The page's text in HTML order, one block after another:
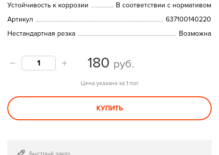
Устойчивость к коррозии
В соответствии с нормативом
Артикул
637100140220
Нестандартная резка
Возможна
180 руб.
Цена указана за 1 пог
КУПИТЬ
Быстрый заказ